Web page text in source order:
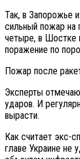
Так, в Запорожье
сильный пожар
четыре, в Шостке
поражение по
Пожар после
Эксперты
ударов. И
вырасти.
Как считает экс-
главе Украине не